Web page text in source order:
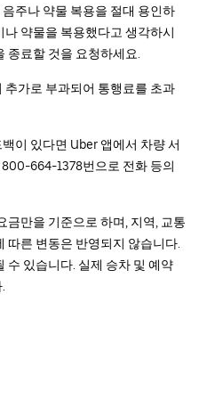
주나 약물 복용을 절대 용인하
약물을 복용했다고 생각하시
종료할 것을 요청하세요.
추가로 부과되어 통행료를 초과
이 있다면 Uber 앱에서 차량 서
800-664-1378번으로 전화 등의
금만을 기준으로 하며, 지역, 교통
따른 변동은 반영되지 않습니다.
수 있습니다. 실제 승차 및 예약